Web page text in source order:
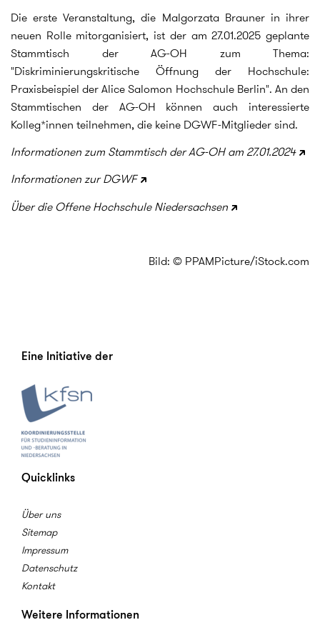
Die erste Veranstaltung, die Malgorzata Brauner in ihrer
neuen Rolle mitorganisiert, ist der am 27.01.2025 geplante
Stammtisch der AG-OH zum Thema:
"Diskriminierungskritische Öffnung der Hochschule:
Praxisbeispiel der Alice Salomon Hochschule Berlin". An den
Stammtischen der AG-OH können auch interessierte
Kolleg*innen teilnehmen, die keine DGWF-Mitglieder sind.
Informationen zum Stammtisch der AG-OH am 27.01.2024
Informationen zur DGWF
Über die Offene Hochschule Niedersachsen
Bild: © PPAMPicture/iStock.com
Eine Initiative der
Quicklinks
Über uns
Sitemap
Impressum
Datenschutz
Kontakt
Weitere Informationen